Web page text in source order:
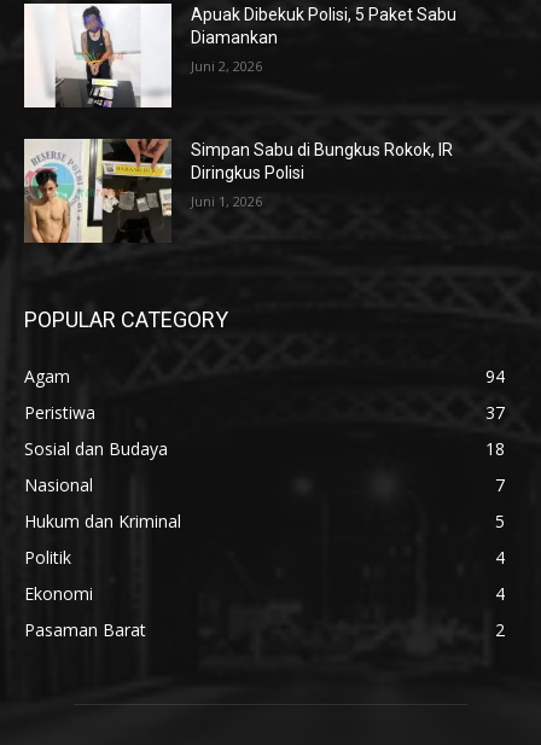
Apuak Dibekuk Polisi, 5 Paket Sabu
Diamankan
Juni 2, 2026
Simpan Sabu di Bungkus Rokok, IR
Diringkus Polisi
Juni 1, 2026
POPULAR CATEGORY
Agam
94
Peristiwa
37
Sosial dan Budaya
18
Nasional
7
Hukum dan Kriminal
5
Politik
4
Ekonomi
4
Pasaman Barat
2